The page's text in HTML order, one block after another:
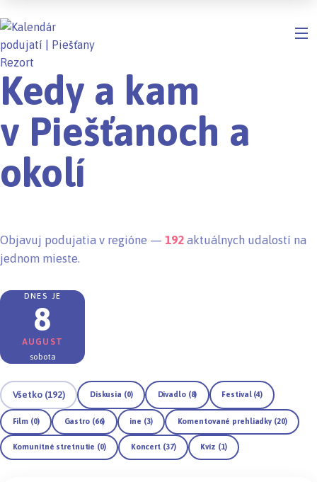
Kedy a kam
v Piešťanoch a
okolí
Objavuj podujatia v regióne — 192 aktuálnych udalostí na
jednom mieste.
DNES JE
8
AUGUST
sobota
Všetko (192) Diskusia (0) Divadlo (8) Festival (4)
Film (0) Gastro (66) ine (3) Komentované prehliadky (20)
Komunitné stretnutie (0) Koncert (37) Kvíz (1)